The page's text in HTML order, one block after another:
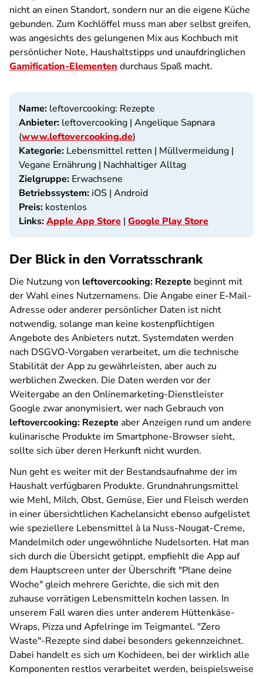
nicht an einen Standort, sondern nur an die eigene Küche
gebunden. Zum Kochlöffel muss man aber selbst greifen,
was angesichts des gelungenen Mix aus Kochbuch mit
persönlicher Note, Haushaltstipps und unaufdringlichen
Gamification-Elementen durchaus Spaß macht.
Name: leftovercooking: Rezepte
Anbieter: leftovercooking | Angelique Sapnara
(www.leftovercooking.de)
Kategorie: Lebensmittel retten | Müllvermeidung |
Vegane Ernährung | Nachhaltiger Alltag
Zielgruppe: Erwachsene
Betriebssystem: iOS | Android
Preis: kostenlos
Links:Apple App Store | Google Play Store
Der Blick in den Vorratsschrank
Die Nutzung von leftovercooking: Rezepte beginnt mit
der Wahl eines Nutzernamens. Die Angabe einer E-Mail-
Adresse oder anderer persönlicher Daten ist nicht
notwendig, solange man keine kostenpflichtigen
Angebote des Anbieters nutzt. Systemdaten werden
nach DSGVO-Vorgaben verarbeitet, um die technische
Stabilität der App zu gewährleisten, aber auch zu
werblichen Zwecken. Die Daten werden vor der
Weitergabe an den Onlinemarketing-Dienstleister
Google zwar anonymisiert, wer nach Gebrauch von
leftovercooking: Rezepte aber Anzeigen rund um andere
kulinarische Produkte im Smartphone-Browser sieht,
sollte sich über deren Herkunft nicht wurden.
Nun geht es weiter mit der Bestandsaufnahme der im
Haushalt verfügbaren Produkte. Grundnahrungsmittel
wie Mehl, Milch, Obst, Gemüse, Eier und Fleisch werden
in einer übersichtlichen Kachelansicht ebenso aufgelistet
wie speziellere Lebensmittel à la Nuss-Nougat-Creme,
Mandelmilch oder ungewöhnliche Nudelsorten. Hat man
sich durch die Übersicht getippt, empfiehlt die App auf
dem Hauptscreen unter der Überschrift "Plane deine
Woche" gleich mehrere Gerichte, die sich mit den
zuhause vorrätigen Lebensmitteln kochen lassen. In
unserem Fall waren dies unter anderem Hüttenkäse-
Wraps, Pizza und Apfelringe im Teigmantel. "Zero
Waste"-Rezepte sind dabei besonders gekennzeichnet.
Dabei handelt es sich um Kochideen, bei der wirklich alle
Komponenten restlos verarbeitet werden, beispielsweise